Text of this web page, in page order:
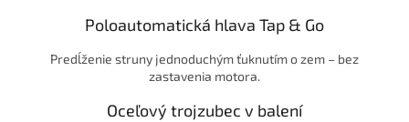
Poloautomatická hlava Tap & Go
Predĺženie struny jednoduchým ťuknutím o zem – bez
zastavenia motora.
Oceľový trojzubec v balení